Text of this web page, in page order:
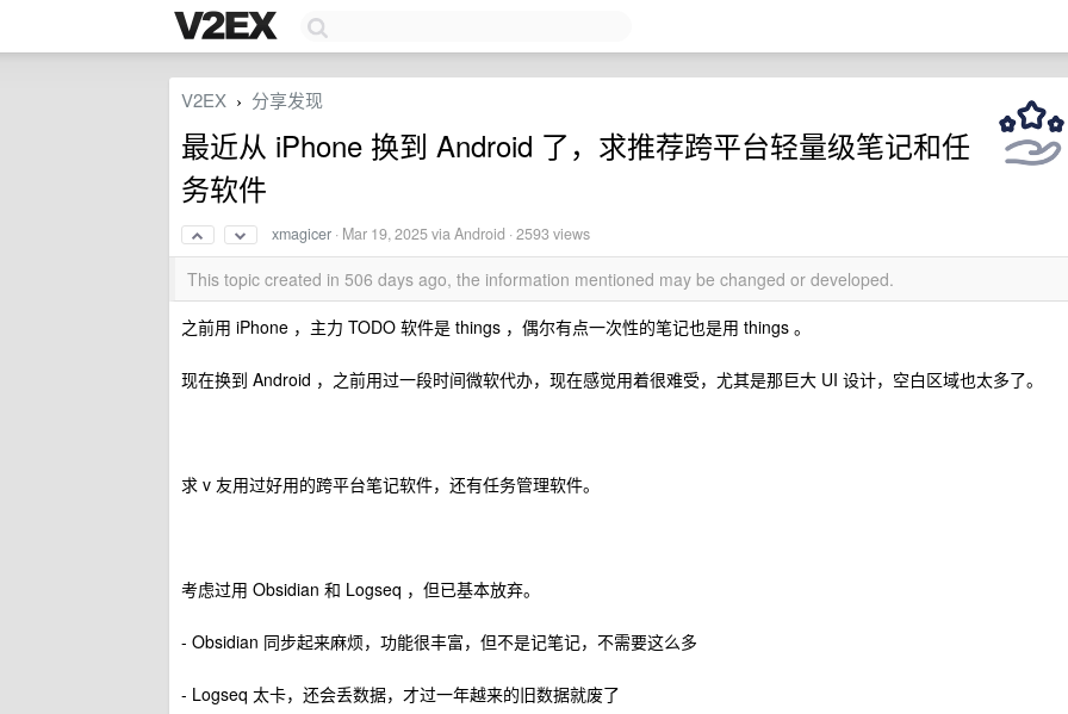
V2EX › 分享发现
最近从 iPhone 换到 Android 了，求推荐跨平台轻量级笔记和任
务软件
xmagicer · Mar 19, 2025via Android · 2593 views
This topic created in 506 days ago, the information mentioned may be changed or developed.
之前用 iPhone ，主力 TODO 软件是 things ，偶尔有点一次性的笔记也是用 things 。
现在换到 Android ，之前用过一段时间微软代办，现在感觉用着很难受，尤其是那巨大 UI 设计，空白区域也太多了。
求 v 友用过好用的跨平台笔记软件，还有任务管理软件。
考虑过用 Obsidian 和 Logseq ，但已基本放弃。
- Obsidian 同步起来麻烦，功能很丰富，但不是记笔记，不需要这么多
- Logseq 太卡，还会丢数据，才过一年越来的旧数据就废了